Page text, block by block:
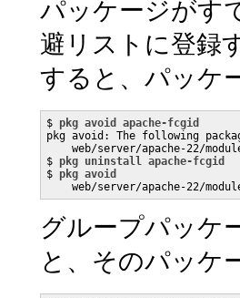
パッケージがす
避リストに登録
すると、パッケ
$ pkg avoid apache-fcgid
pkg avoid: The following
web/server/apache-22/
$ pkg uninstall apache-fcgid
$ pkg avoid
web/server/apache-22/
グループパッケ
と、そのパッケ